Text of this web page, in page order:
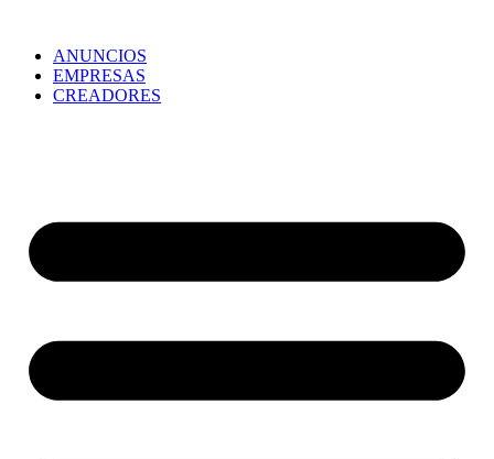
ANUNCIOS
EMPRESAS
CREADORES